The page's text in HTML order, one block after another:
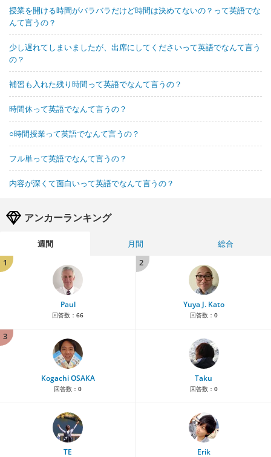
授業を開ける時間がバラバラだけど時間は決めてないの？って英語でな
んて言うの？
少し遅れてしまいましたが、出席にしてくださいって英語でなんて言う
の？
補習も入れた残り時間って英語でなんて言うの？
時間休って英語でなんて言うの？
○時間授業って英語でなんて言うの？
フル単って英語でなんて言うの？
内容が深くて面白いって英語でなんて言うの？
アンカーランキング
週間 月間
総合
1
Paul
回答数： 66
2
Yuya J. Kato
回答数： 0
3
Kogachi OSAKA
回答数： 0
Taku
回答数： 0
TE Erik